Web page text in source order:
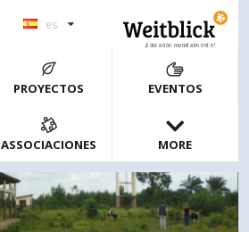
es
¡Educación mundialmente!
PROYECTOS EVENTOS
ASSOCIACIONES MORE